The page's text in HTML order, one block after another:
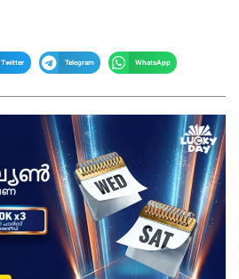
Twitter Telegram WhatsApp